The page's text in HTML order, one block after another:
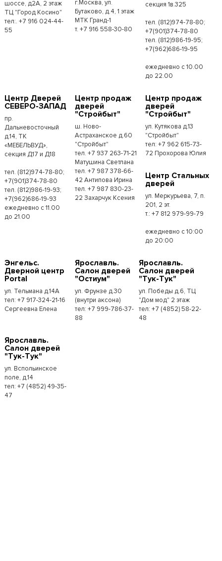
шоссе, д2А, 2 этаж
ТЦ "Город Косино"
тел:. +7 916 024-44-
55
г.Москва, ул.
Бутаково, д.4, 1 этаж
МТК Гранд-1
т. +7 916 558-30-80
секция 1в.325
тел. (812)974-78-80;
+7(901)374-78-80
тел. (812)986-19-95;
+7(962)686-19-95
ежедневно с 10.00
до 22.00
Центр Дверей
СЕВЕРО-ЗАПАД
пр.
Дальневосточный
д.14, ТК
«МЕБЕЛЬВУД»,
секция Д17 и Д18
тел. (812)974-78-80;
+7(901)374-78-80
тел. (812)986-19-93;
+7(962)686-19-93
ежедневно с 11.00
до 21.00
Центр продаж
дверей
"Стройбыт"
ш. Ново-
Астраханское д.60
"Стройбыт"
тел. +7 937 263-71-21
Матушина Светлана
тел. +7 987 378-66-
42 Антипова Ирина
тел. +7 987 830-23-
22 Захарчук Ксения
Центр продаж
дверей
"Стройбыт"
ул. Кутякова д.13
"Стройбыт"
тел: +7 962 615-73-
72 Прохорова Юлия
Центр Стальных
дверей
ул. Меркурьева, 7, п.
201, 2 эт.
т.: +7 812 979-99-79
ежедневно с 10:00
до 20:00
Энгельс.
Дверной центр
Portal
ул. Тельмана д.14А
тел: +7 917-324-21-16
Сергеевна Елена
Ярославль.
Салон дверей
"Остиум"
ул. Фрунзе д.30
(внутри аксона)
тел: +7 999-786-37-
88
Ярославль.
Салон дверей
"Тук-Тук"
ул. Победы д.6, ТЦ
"Дом мод" 2 этаж
тел: +7 (4852) 58-22-
48
Ярославль.
Салон дверей
"Тук-Тук"
ул. Вспольинское
поле, д.14
тел: +7 (4852) 49-35-
47